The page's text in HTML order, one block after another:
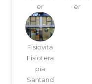
er
er
Fisiovita
Fisiotera
pia
Santand